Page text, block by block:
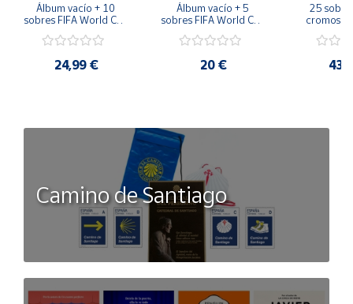
Álbum vacío + 10
sobres FIFA World Cup
Colección Oficial
24,99 €
Álbum vacío + 5
sobres FIFA World Cup
Colección Oficial
20 €
25
cromos
Sticker
Camino de Santiago